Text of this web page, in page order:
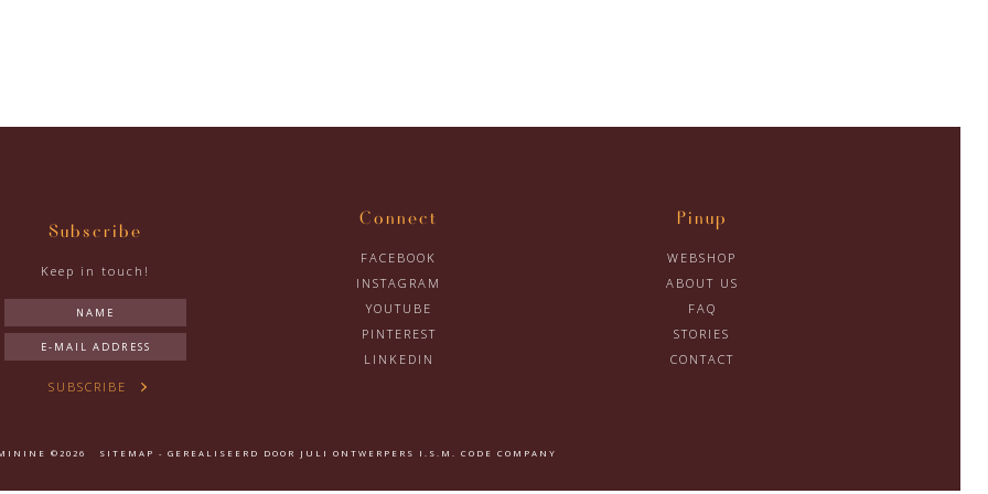
Subscribe
Keep in touch!
SUBSCRIBE
Connect
FACEBOOK
INSTAGRAM
YOUTUBE
PINTEREST
LINKEDIN
Pinup
WEBSHOP
ABOUT US
FAQ
STORIES
CONTACT
©2026 SITEMAP - GEREALISEERD DOOR JULI ONTWERPERS I.S.M. CODE COMPANY